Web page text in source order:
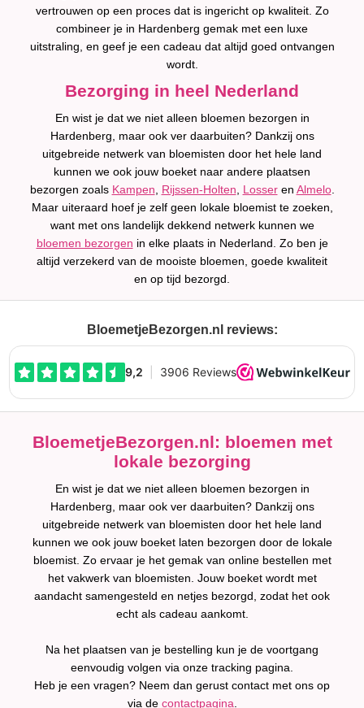
vertrouwen op een proces dat is ingericht op kwaliteit. Zo
combineer je in Hardenberg gemak met een luxe
uitstraling, en geef je een cadeau dat altijd goed ontvangen
wordt.
Bezorging in heel Nederland
En wist je dat we niet alleen bloemen bezorgen in
Hardenberg, maar ook ver daarbuiten? Dankzij ons
uitgebreide netwerk van bloemisten door het hele land
kunnen we ook jouw boeket naar andere plaatsen
bezorgen zoals Kampen Rijssen-Holten Losseren Almelo.
Maar uiteraard hoef je zelf geen lokale bloemist te zoeken,
want met ons landelijk dekkend netwerk kunnen we
bloemen bezorgen in elke plaats in Nederland. Zo ben je
altijd verzekerd van de mooiste bloemen, goede kwaliteit
en op tijd bezorgd.
BloemetjeBezorgen.nl reviews:
BloemetjeBezorgen.nl: bloemen met
lokale bezorging
En wist je dat we niet alleen bloemen bezorgen in
Hardenberg, maar ook ver daarbuiten? Dankzij ons
uitgebreide netwerk van bloemisten door het hele land
kunnen we ook jouw boeket laten bezorgen door de lokale
bloemist. Zo ervaar je het gemak van online bestellen met
het vakwerk van bloemisten. Jouw boeket wordt met
aandacht samengesteld en netjes bezorgd, zodat het ook
echt als cadeau aankomt.
Na het plaatsen van je bestelling kun je de voortgang
eenvoudig volgen via onze tracking pagina.
Heb je een vragen? Neem dan gerust contact met ons op
via de contactpagina